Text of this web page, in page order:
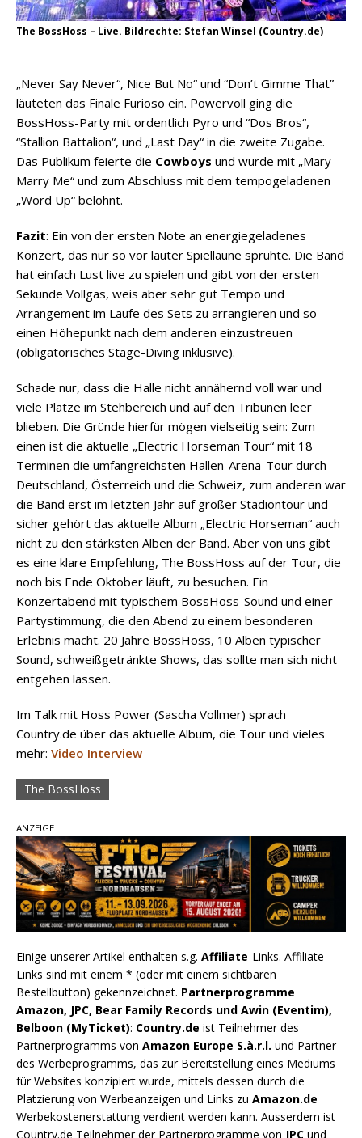
The BossHoss – Live. Bildrechte: Stefan Winsel (Country.de)
„Never Say Never“, Nice But No“ und “Don’t Gimme That”
läuteten das Finale Furioso ein. Powervoll ging die
BossHoss-Party mit ordentlich Pyro und “Dos Bros“,
“Stallion Battalion“, und „Last Day“ in die zweite Zugabe.
Das Publikum feierte die Cowboys und wurde mit „Mary
Marry Me“ und zum Abschluss mit dem tempogeladenen
„Word Up“ belohnt.
Fazit: Ein von der ersten Note an energiegeladenes
Konzert, das nur so vor lauter Spiellaune sprühte. Die Band
hat einfach Lust live zu spielen und gibt von der ersten
Sekunde Vollgas, weis aber sehr gut Tempo und
Arrangement im Laufe des Sets zu arrangieren und so
einen Höhepunkt nach dem anderen einzustreuen
(obligatorisches Stage-Diving inklusive).
Schade nur, dass die Halle nicht annähernd voll war und
viele Plätze im Stehbereich und auf den Tribünen leer
blieben. Die Gründe hierfür mögen vielseitig sein: Zum
einen ist die aktuelle „Electric Horseman Tour“ mit 18
Terminen die umfangreichsten Hallen-Arena-Tour durch
Deutschland, Österreich und die Schweiz, zum anderen war
die Band erst im letzten Jahr auf großer Stadiontour und
sicher gehört das aktuelle Album „Electric Horseman“ auch
nicht zu den stärksten Alben der Band. Aber von uns gibt
es eine klare Empfehlung, The BossHoss auf der Tour, die
noch bis Ende Oktober läuft, zu besuchen. Ein
Konzertabend mit typischem BossHoss-Sound und einer
Partystimmung, die den Abend zu einem besonderen
Erlebnis macht. 20 Jahre BossHoss, 10 Alben typischer
Sound, schweißgetränkte Shows, das sollte man sich nicht
entgehen lassen.
Im Talk mit Hoss Power (Sascha Vollmer) sprach
Country.de über das aktuelle Album, die Tour und vieles
mehr: Video Interview
The BossHoss
ANZEIGE
Einige unserer Artikel enthalten s.g. Affiliate-Links. Affiliate-
Links sind mit einem * (oder mit einem sichtbaren
Bestellbutton) gekennzeichnet. Partnerprogramme
Amazon, JPC, Bear Family Records und Awin (Eventim),
Belboon (MyTicket): Country.de ist Teilnehmer des
Partnerprogramms von Amazon Europe S.à.r.l. und Partner
des Werbeprogramms, das zur Bereitstellung eines Mediums
für Websites konzipiert wurde, mittels dessen durch die
Platzierung von Werbeanzeigen und Links zu Amazon.de
Werbekostenerstattung verdient werden kann. Ausserdem ist
Country.de Teilnehmer der Partnerprogramme von JPC und